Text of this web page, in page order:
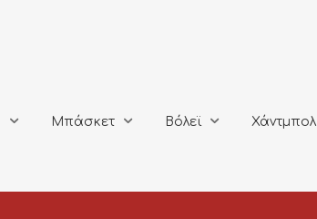
Μπάσκετ Βόλεϊ Χάντμπολ